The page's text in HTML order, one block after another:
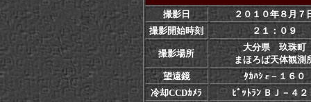
撮影日
２０１０年８月７
撮影開始時刻
２１：０９
撮影場所
大分県 玖珠町
まほろば天体観測
望遠鏡
ﾀｶﾊｼ ε－１６０
冷却CCDｶﾒﾗ
ﾋﾞｯﾄﾗﾝ ＢＪ－４２